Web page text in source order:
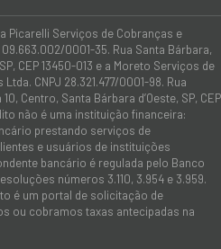
Picarelli Serviços de Cobranças e
0001-35. Rua Santa Bárbara,
CEP 13450-013 e a Moreto Serviços de
CNPJ 28.321.477/0001-98. Rua
Centro, Santa Bárbara d’Oeste, SP, CEP
não é uma instituição financeira:
prestando serviços de
e usuários de instituições
bancário é regulada pelo Banco
números 3.110, 3.954 e 3.959.
é um portal de solicitação de
ou cobramos taxas antecipadas na